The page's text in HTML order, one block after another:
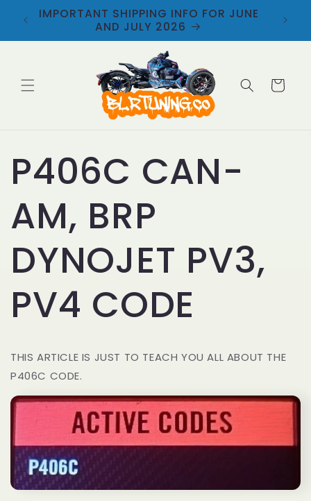
directamente
al contenido
IMPORTANT SHIPPING INFO FOR JUNE
AND JULY 2026
Carrito
P406C CAN-
AM, BRP
DYNOJET PV3,
PV4 CODE
THIS ARTICLE IS JUST TO TEACH YOU ALL ABOUT THE
P406C CODE.